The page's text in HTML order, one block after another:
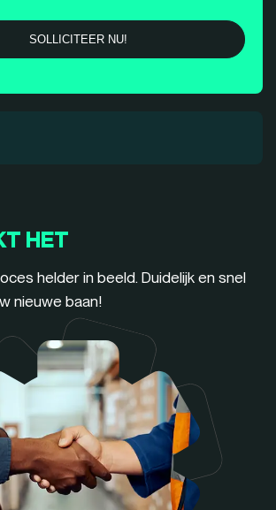
HET
helder in beeld. Duidelijk en snel
nieuwe baan!